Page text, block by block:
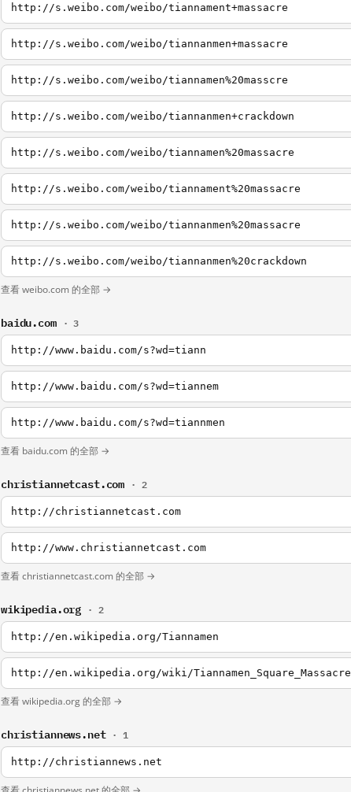
http://s.weibo.com/weibo/tiannament+massacre
http://s.weibo.com/weibo/tiannanmen+massacre
http://s.weibo.com/weibo/tiannamen%20masscre
http://s.weibo.com/weibo/tiannanmen+crackdown
http://s.weibo.com/weibo/tiannamen%20massacre
http://s.weibo.com/weibo/tiannament%20massacre
http://s.weibo.com/weibo/tiannanmen%20massacre
http://s.weibo.com/weibo/tiannanmen%20crackdown
查看 weibo.com 的全部 →
baidu.com · 3
http://www.baidu.com/s?wd=tiann
http://www.baidu.com/s?wd=tiannem
http://www.baidu.com/s?wd=tiannmen
查看 baidu.com 的全部 →
christiannetcast.com · 2
http://christiannetcast.com
http://www.christiannetcast.com
查看 christiannetcast.com 的全部 →
wikipedia.org · 2
http://en.wikipedia.org/Tiannamen
http://en.wikipedia.org/wiki/Tiannamen_Square_Massacre
查看 wikipedia.org 的全部 →
christiannews.net · 1
http://christiannews.net